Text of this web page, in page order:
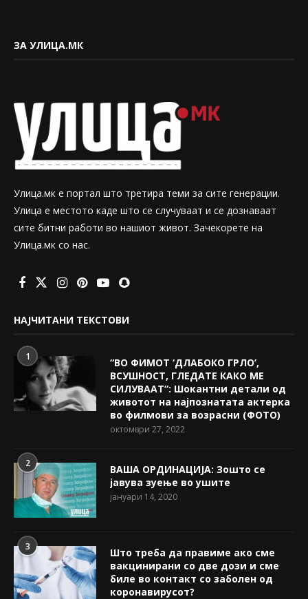
ЗА УЛИЦА.МК
Улица.мк е портал што третира теми за сите генерации.
Улица е местото каде што се случуваат и се дознаваат
сите битни работи во нашиот живот. Зачекорете на
Улица.мк со нас.
НАЈЧИТАНИ ТЕКСТОВИ
1
“ВО ФИМОТ ‘ДЛАБОКО ГРЛО’,
ВСУШНОСТ, ГЛЕДАТЕ КАКО МЕ
СИЛУВААТ“: Шокантни детали од
животот на најпознатата актерка
во филмови за возрасни (ФОТО)
октомври 27, 2022
2
ВАША ОРДИНАЦИЈА: Зошто се
јавува зуење во ушите
јануари 14, 2020
3
Што треба да правиме ако сме
вакцинирани со две дози и сме
биле во контакт со заболен од
коронавирусот?